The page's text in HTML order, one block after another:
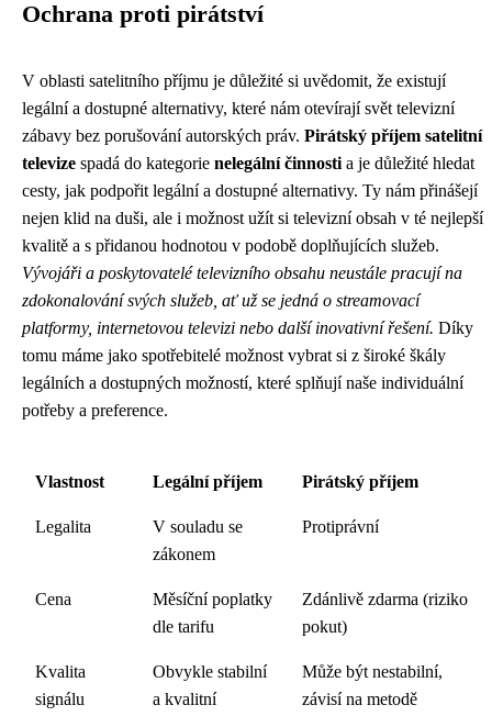
Ochrana proti pirátství
V oblasti satelitního příjmu je důležité si uvědomit, že existují
legální a dostupné alternativy, které nám otevírají svět televizní
zábavy bez porušování autorských práv. Pirátský příjem satelitní
televize spadá do kategorie nelegální činnosti a je důležité hledat
cesty, jak podpořit legální a dostupné alternativy. Ty nám přinášejí
nejen klid na duši, ale i možnost užít si televizní obsah v té nejlepší
kvalitě a s přidanou hodnotou v podobě doplňujících služeb.
Vývojáři a poskytovatelé televizního obsahu neustále pracují na
zdokonalování svých služeb, ať už se jedná o streamovací
platformy, internetovou televizi nebo další inovativní řešení. Díky
tomu máme jako spotřebitelé možnost vybrat si z široké škály
legálních a dostupných možností, které splňují naše individuální
potřeby a preference.
Vlastnost Legální příjem Pirátský příjem
Legalita
V souladu se
zákonem
Protiprávní
Cena
Měsíční poplatky
dle tarifu
Zdánlivě zdarma (riziko
pokut)
Kvalita
signálu
Obvykle stabilní
a kvalitní
Může být nestabilní,
závisí na metodě